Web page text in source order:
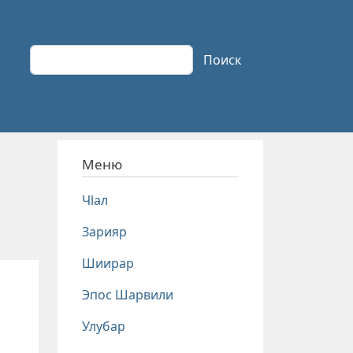
Поиск Поиск
Меню
Чlал
Зарияр
Шиирар
Эпос Шарвили
Улубар